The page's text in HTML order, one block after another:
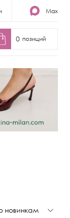
Max
0 позиций
новинкам